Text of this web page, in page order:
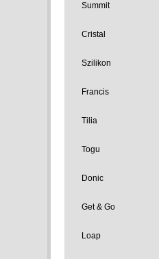
Summit
Cristal
Szilikon
Francis
Tilia
Togu
Donic
Get & Go
Loap